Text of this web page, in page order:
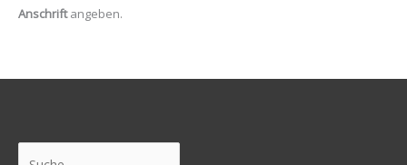
Anschriftangeben.